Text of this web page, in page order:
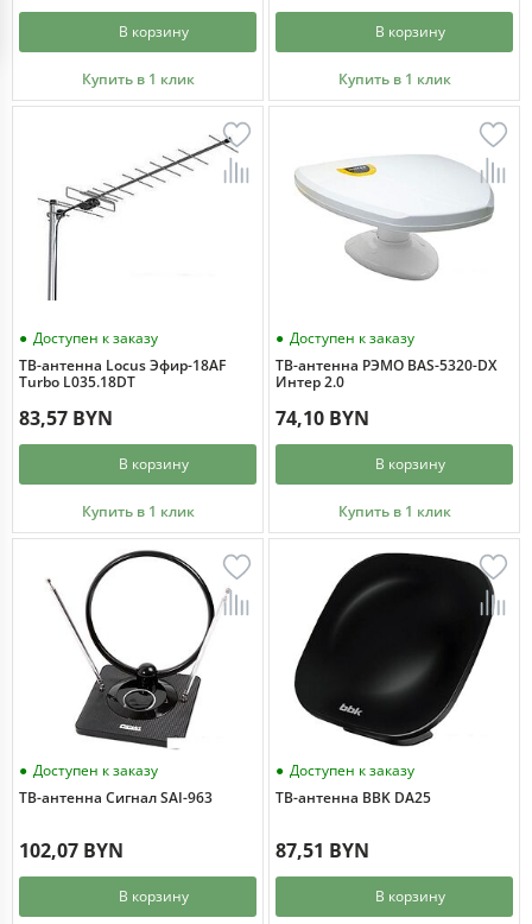
В корзину
Купить в 1 клик
В корзину
Купить в 1 клик
Доступен к заказу
ТВ-антенна Locus Эфир-18AF
Turbo L035.18DT
83,57 BYN
В корзину
Купить в 1 клик
Доступен к заказу
ТВ-антенна РЭМО BAS-5320-DX
Интер 2.0
74,10 BYN
В корзину
Купить в 1 клик
Доступен к заказу
ТВ-антенна Сигнал SAI-963
102,07 BYN
В корзину
Доступен к заказу
ТВ-антенна BBK DA25
87,51 BYN
В корзину